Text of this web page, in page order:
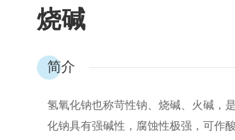
烧碱
简介
氢氧化钠也称苛性钠、烧碱、火碱，
化钠具有强碱性，腐蚀性极强，可作